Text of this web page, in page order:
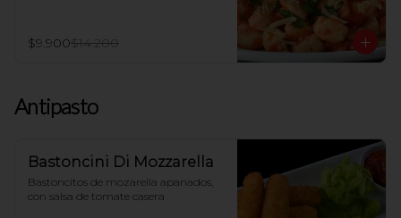
$9.900$14.200
Antipasto
Bastoncini Di Mozzarella
Bastoncitos de mozarella apanados,
con salsa de tomate casera